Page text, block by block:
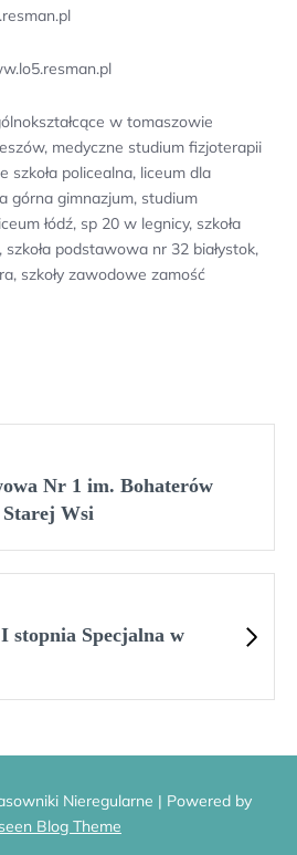
w tomaszowie
medyczne studium fizjoterapii
szkoła policealna, liceum dla
górna gimnazjum, studium
łódź, sp 20 w legnicy, szkoła
podstawowa nr 32 białystok,
szkoły zawodowe zamość
Nr 1 im. Bohaterów
Wsi
stopnia Specjalna w
Nieregularne | Powered by
Blog Theme